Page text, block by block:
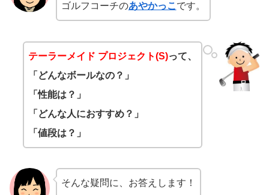
ゴルフコーチのあやかっこ です。
テーラーメイド プロジェクト(S)って、
「どんなボールなの？」
「性能は？」
「どんな人におすすめ？」
「値段は？」
そんな疑問に、お答えします！